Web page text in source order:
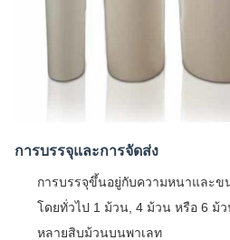
การบรรจุและการจัดส่ง
การบรรจุขึ้นอยู่กับความหนาและข
โดยทั่วไป 1 ม้วน, 4 ม้วน หรือ 6 ม้
หลายสิบม้วนบนพาเลท